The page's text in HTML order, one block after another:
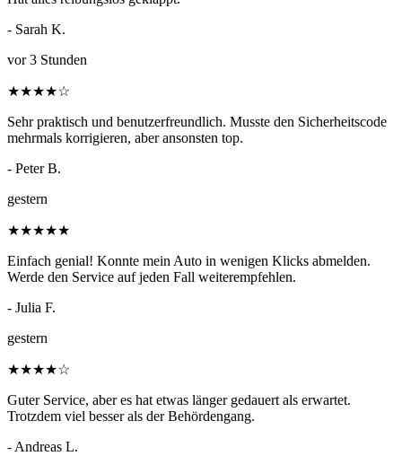
- Sarah K.
vor 3 Stunden
★★★★☆
Sehr praktisch und benutzerfreundlich. Musste den Sicherheitscode
mehrmals korrigieren, aber ansonsten top.
- Peter B.
gestern
★★★★★
Einfach genial! Konnte mein Auto in wenigen Klicks abmelden.
Werde den Service auf jeden Fall weiterempfehlen.
- Julia F.
gestern
★★★★☆
Guter Service, aber es hat etwas länger gedauert als erwartet.
Trotzdem viel besser als der Behördengang.
- Andreas L.